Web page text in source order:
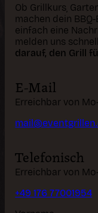
Ob Grillkurs,
machen dein
einfach eine
melden uns
darauf, den Grill
E-Mail
Erreichbar von
Telefonisch
Erreichbar von
+49 176 77001954